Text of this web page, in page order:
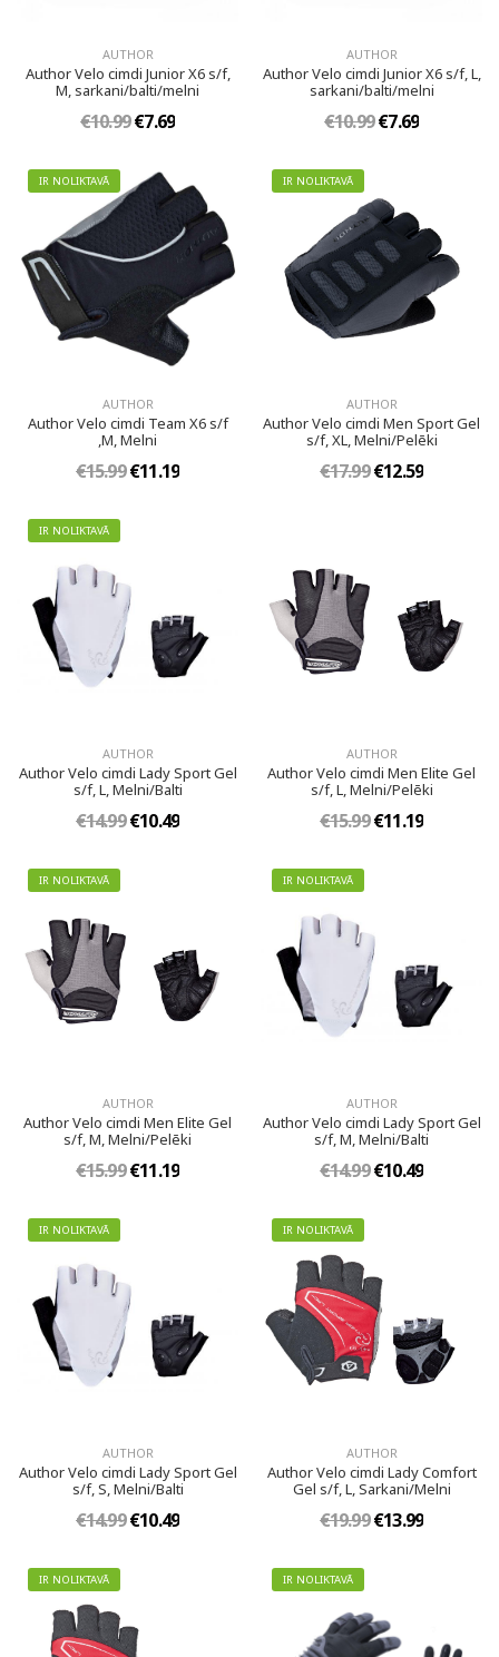
AUTHOR
Author Velo cimdi Junior X6 s/f,
M, sarkani/balti/melni
€10.99€7.69
AUTHOR
Author Velo cimdi Junior X6 s/f, L,
sarkani/balti/melni
€10.99€7.69
IR NOLIKTAVĀ
AUTHOR
Author Velo cimdi Team X6 s/f
,M, Melni
€15.99€11.19
IR NOLIKTAVĀ
AUTHOR
Author Velo cimdi Men Sport Gel
s/f, XL, Melni/Pelēki
€17.99€12.59
IR NOLIKTAVĀ
AUTHOR
Author Velo cimdi Lady Sport Gel
s/f, L, Melni/Balti
€14.99€10.49
AUTHOR
Author Velo cimdi Men Elite Gel
s/f, L, Melni/Pelēki
€15.99€11.19
IR NOLIKTAVĀ
AUTHOR
Author Velo cimdi Men Elite Gel
s/f, M, Melni/Pelēki
€15.99€11.19
IR NOLIKTAVĀ
AUTHOR
Author Velo cimdi Lady Sport Gel
s/f, M, Melni/Balti
€14.99€10.49
IR NOLIKTAVĀ
AUTHOR
Author Velo cimdi Lady Sport Gel
s/f, S, Melni/Balti
€14.99€10.49
IR NOLIKTAVĀ
AUTHOR
Author Velo cimdi Lady Comfort
Gel s/f, L, Sarkani/Melni
€19.99€13.99
IR NOLIKTAVĀ IR NOLIKTAVĀ